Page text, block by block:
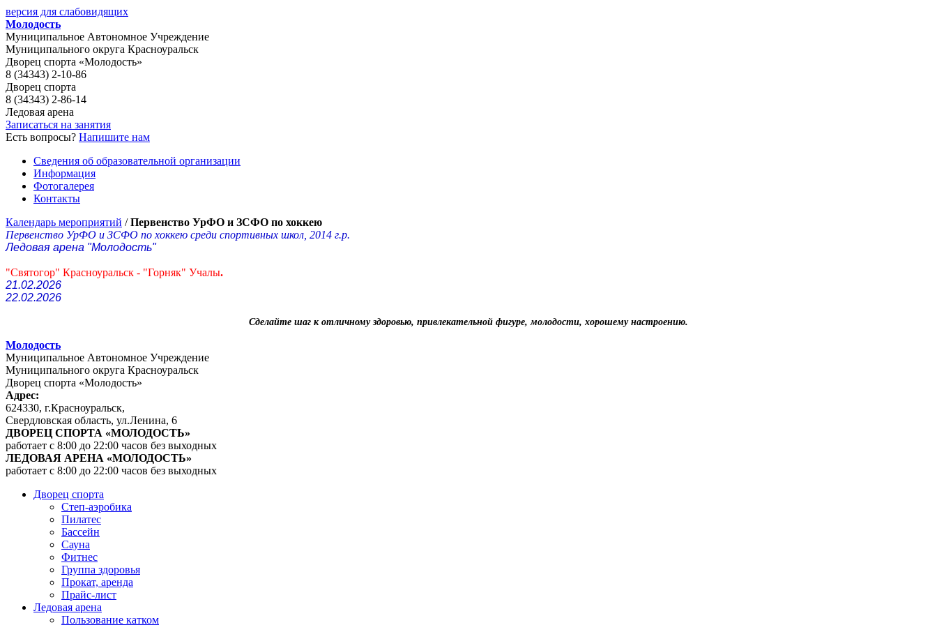
версия для слабовидящих
Молодость
Муниципальное Автономное Учреждение
Муниципального округа Красноуральск
Дворец спорта «Молодость»
8 (34343) 2-10-86
Дворец спорта
8 (34343) 2-86-14
Ледовая арена
Записаться на занятия
Есть вопросы? Напишите нам
Сведения об образовательной организации
Информация
Фотогалерея
Контакты
Календарь мероприятий /Первенство УрФО и ЗСФО по хоккею
Первенство УрФО и ЗСФО по хоккею среди спортивных школ, 2014 г.р.
Ледовая арена "Молодость"
"Святогор" Красноуральск - "Горняк" Учалы.
21.02.2026
22.02.2026
Сделайте шаг к отличному здоровью, привлекательной фигуре, молодости, хорошему настроению.
Молодость
Муниципальное Автономное Учреждение
Муниципального округа Красноуральск
Дворец спорта «Молодость»
Адрес:
624330, г.Красноуральск,
Свердловская область, ул.Ленина, 6
ДВОРЕЦ СПОРТА «МОЛОДОСТЬ»
работает с 8:00 до 22:00 часов без выходных
ЛЕДОВАЯ АРЕНА «МОЛОДОСТЬ»
работает с 8:00 до 22:00 часов без выходных
Дворец спорта
Степ-аэробика
Пилатес
Бассейн
Сауна
Фитнес
Группа здоровья
Прокат, аренда
Прайс-лист
Ледовая арена
Пользование катком